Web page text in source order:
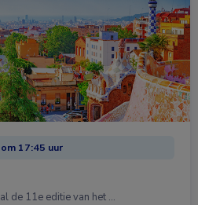
17:45 uur
de 11e editie van het …